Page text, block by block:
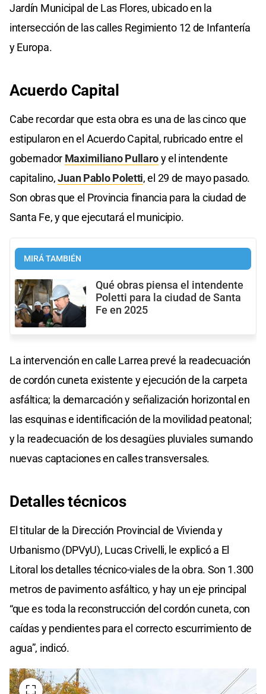
Jardín Municipal de Las Flores, ubicado en la
intersección de las calles Regimiento 12 de Infantería
y Europa.
Acuerdo Capital
Cabe recordar que esta obra es una de las cinco que
estipularon en el Acuerdo Capital, rubricado entre el
gobernador Maximiliano Pullaroy el intendente
capitalino,Juan Pablo Poletti, el 29 de mayo pasado.
Son obras que el Provincia financia para la ciudad de
Santa Fe, y que ejecutará el municipio.
MIRÁ TAMBIÉN
Qué obras piensa el intendente
Poletti para la ciudad de Santa
Fe en 2025
La intervención en calle Larrea prevé la readecuación
de cordón cuneta existente y ejecución de la carpeta
asfáltica; la demarcación y señalización horizontal en
las esquinas e identificación de la movilidad peatonal;
y la readecuación de los desagües pluviales sumando
nuevas captaciones en calles transversales.
Detalles técnicos
El titular de la Dirección Provincial de Vivienda y
Urbanismo (DPVyU), Lucas Crivelli, le explicó a El
Litoral los detalles técnico-viales de la obra. Son 1.300
metros de pavimento asfáltico, y hay un eje principal
“que es toda la reconstrucción del cordón cuneta, con
caídas y pendientes para el correcto escurrimiento de
agua”, indicó.